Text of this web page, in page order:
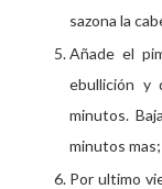
sazona la
Añade el
ebullición y
minutos.
minutos
Por ultimo